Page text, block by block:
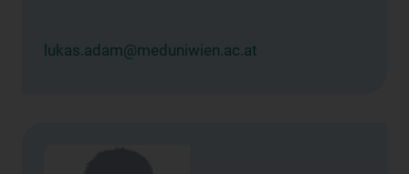
lukas.adam@meduniwien.ac.at